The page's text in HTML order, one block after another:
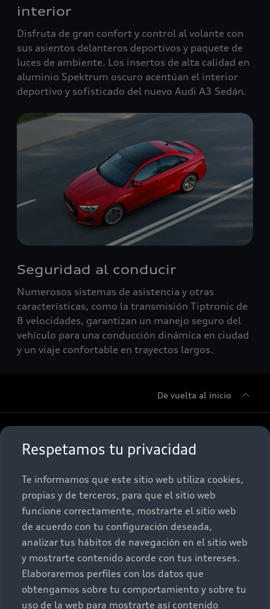
Respetamos tu privacidad
Te informamos que este sitio web utiliza cookies,
propias y de terceros, para que el sitio web
funcione correctamente, mostrarte el sitio web
de acuerdo con tu configuración deseada,
analizar tus hábitos de navegación en el sitio web
y mostrarte contenido acorde con tus intereses.
Elaboraremos perfiles con los datos que
obtengamos sobre tu comportamiento y sobre tu
uso de la web para mostrarte así contenido
interior
Disfruta de gran confort y control al volante con
sus asientos delanteros deportivos y paquete de
luces de ambiente. Los insertos de alta calidad en
aluminio Spektrum oscuro acentúan el interior
deportivo y sofisticado del nuevo Audi A3 Sedán.
Seguridad al conducir
Numerosos sistemas de asistencia y otras
características, como la transmisión Tiptronic de
8 velocidades, garantizan un manejo seguro del
vehículo para una conducción dinámica en ciudad
y un viaje confortable en trayectos largos.
De vuelta al inicio
Sobre Nosotros
Nuestras Promociones
Postventa
Audi Aftersales
Autos Nuevos
Quiero un Audi nuevo
Seminuevos
Audi Certified :plus
Contacto